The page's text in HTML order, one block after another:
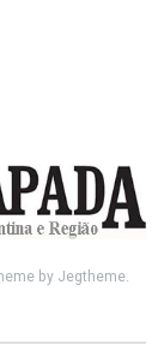
by Jegtheme.